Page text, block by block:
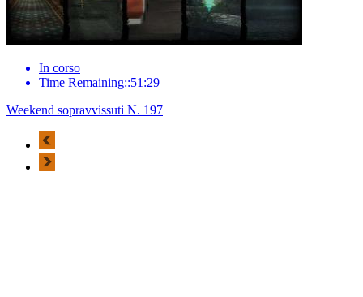
In corso
Time Remaining::51:29
Weekend sopravvissuti N. 197